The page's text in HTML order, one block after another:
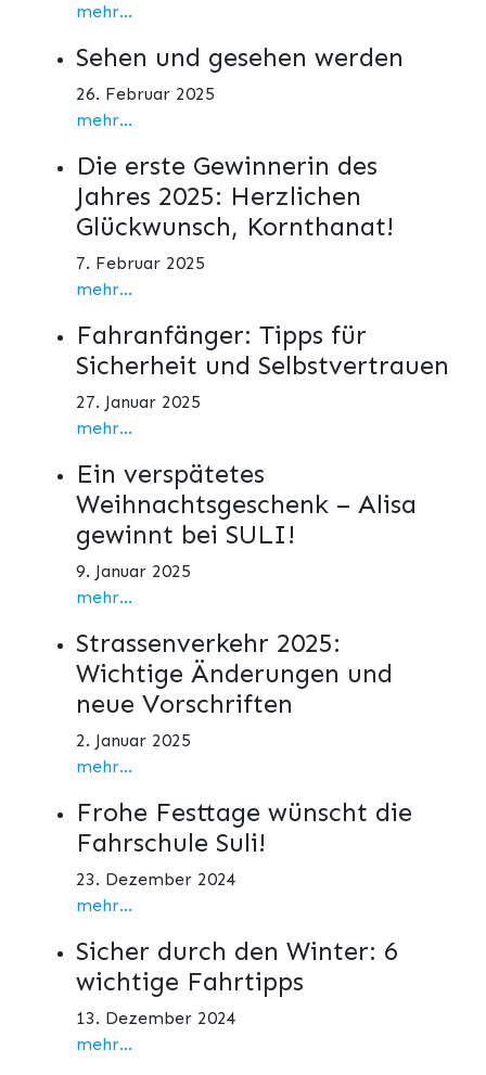
mehr...
Sehen und gesehen werden
26. Februar 2025
mehr...
Die erste Gewinnerin des
Jahres 2025: Herzlichen
Glückwunsch, Kornthanat!
7. Februar 2025
mehr...
Fahranfänger: Tipps für
Sicherheit und Selbstvertrauen
27. Januar 2025
mehr...
Ein verspätetes
Weihnachtsgeschenk – Alisa
gewinnt bei SULI!
9. Januar 2025
mehr...
Strassenverkehr 2025:
Wichtige Änderungen und
neue Vorschriften
2. Januar 2025
mehr...
Frohe Festtage wünscht die
Fahrschule Suli!
23. Dezember 2024
mehr...
Sicher durch den Winter: 6
wichtige Fahrtipps
13. Dezember 2024
mehr...